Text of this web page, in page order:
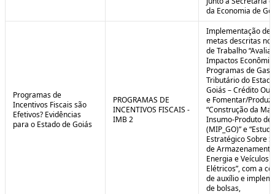
da Economia de
Programas de
Incentivos Fiscais são
Efetivos? Evidências
para o Estado de Goiás
PROGRAMAS DE
INCENTIVOS FISCAIS -
IMB 2
Implementação de
metas descritas
de Trabalho
Impactos
Programas de
Tributário do
Goiás – Crédito
e Fomentar/
“Construção da
Insumo-Produto de
(MIP_GO)” e “Estudo
Estratégico Sobre
de
Energia e Veículos
Elétricos”, com a
de auxílio e
de bolsas,